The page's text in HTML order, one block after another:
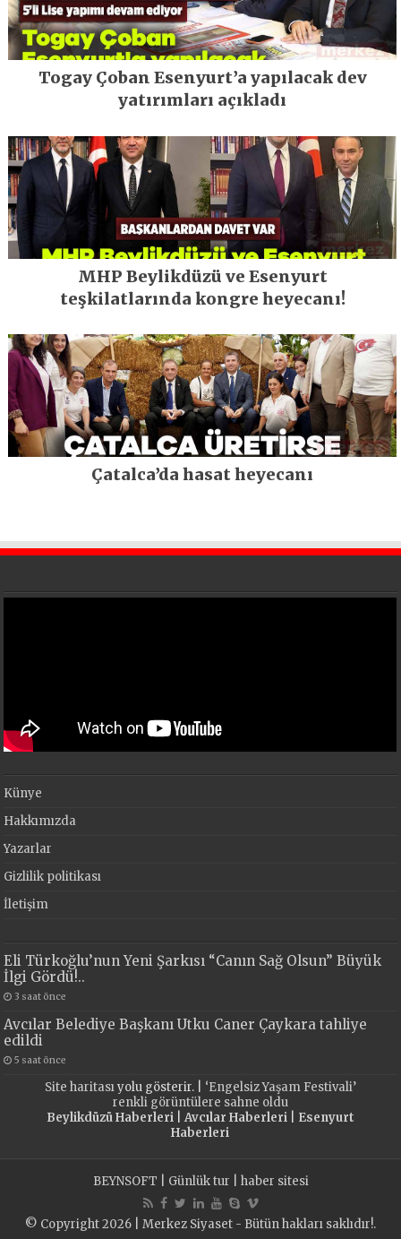
Togay Çoban Esenyurt’a yapılacak dev
yatırımları açıkladı
MHP Beylikdüzü ve Esenyurt
teşkilatlarında kongre heyecanı!
Çatalca’da hasat heyecanı
Künye
Hakkımızda
Yazarlar
Gizlilik politikası
İletişim
Eli Türkoğlu’nun Yeni Şarkısı “Canın Sağ Olsun” Büyük
İlgi Gördü!..
3 saat önce
Avcılar Belediye Başkanı Utku Caner Çaykara tahliye
edildi
5 saat önce
Site haritasıyolu gösterir. | ‘Engelsiz Yaşam Festivali’
renkli görüntülere sahne oldu
Beylikdüzü Haberleri| Avcılar Haberleri| Esenyurt
Haberleri
BEYNSOFT Günlük tur haber sitesi
© Copyright 2026 | Merkez Siyaset - Bütün hakları saklıdır!.